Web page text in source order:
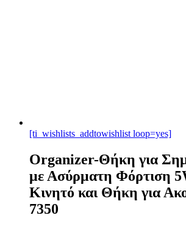
[ti_wishlists_addtowishlist loop=yes]
Organizer-Θήκη για
με Ασύρματη Φόρτιση
Κινητό και Θήκη για
7350